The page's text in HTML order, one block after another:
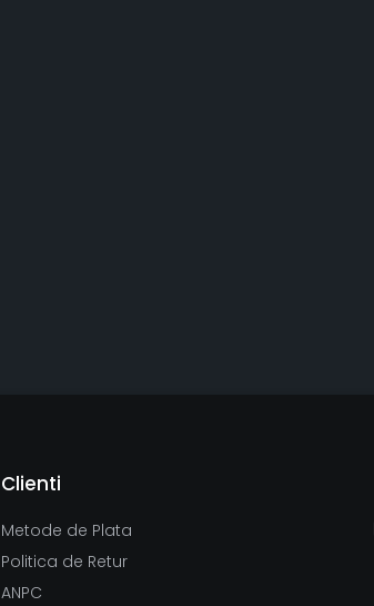
Clienti
Metode de Plata
Politica de Retur
ANPC